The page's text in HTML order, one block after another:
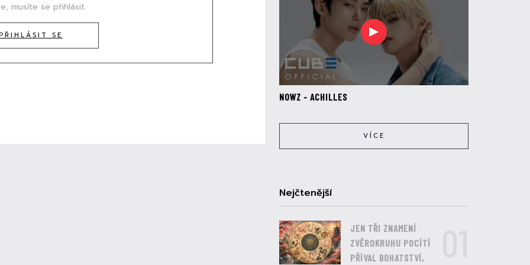
musíte se přihlásit.
SE
NOWZ - ACHILLES
VÍCE
Nejčtenější
JEN TŘI ZNAMENÍ
ZVĚROKRUHU POCÍTÍ
PŘÍVAL BOHATSTVÍ,